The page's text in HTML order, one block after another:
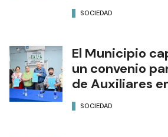
SOCIEDAD
El Municipio
un convenio
de Auxiliares
SOCIEDAD